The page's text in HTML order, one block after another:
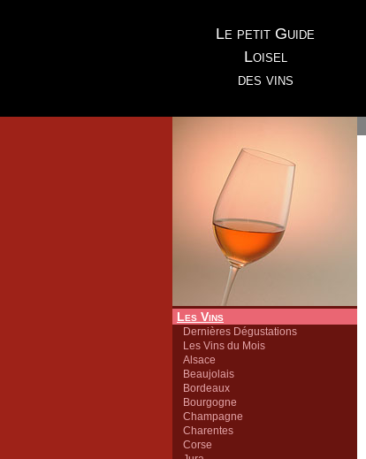
Le petit Guide
Loisel
des vins
Les Vins
Dernières Dégustations
Les Vins du Mois
Alsace
Beaujolais
Bordeaux
Bourgogne
Champagne
Charentes
Corse